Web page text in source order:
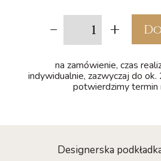
- +
na zamówienie, czas
indywidualnie, zazwyczaj do ok.
potwierdzimy termin
Designerska